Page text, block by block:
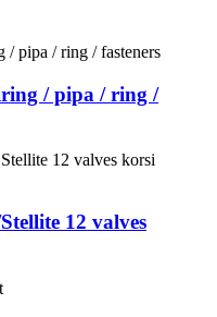
/ pipa / ring /
12 valves